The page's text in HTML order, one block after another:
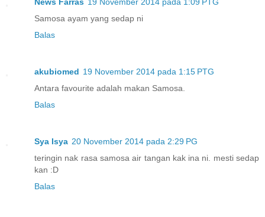
Samosa ayam yang sedap ni
Balas
akubiomed 19 November 2014 pada 1:15 PTG
Antara favourite adalah makan Samosa.
Balas
Sya Isya 20 November 2014 pada 2:29 PG
teringin nak rasa samosa air tangan kak ina ni. mesti sedap
kan :D
Balas